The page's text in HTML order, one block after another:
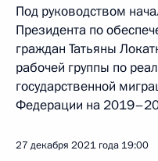
Под руководством
Президента по
граждан Татьяны
рабочей группы по
государственной
Федерации на
27 декабря 2021 года 19:00